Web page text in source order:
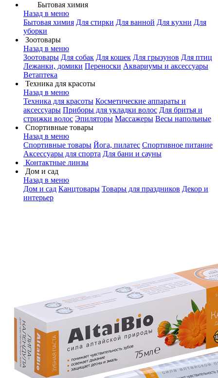
Бытовая химия
Назад в меню
Бытовая химия Для стирки Для ванной Для кухни Для
уборки
Зоотовары
Назад в меню
Зоотовары Для собак Для кошек Для грызунов Для птиц
Лежанки, домики Переноски Аквариумы и аксессуары
Ветаптека
Техника для красоты
Назад в меню
Техника для красоты Косметические аппараты и
аксессуары Приборы для укладки волос Для бритья и
стрижки волос Эпиляторы Массажеры Весы напольные
Спортивные товары
Назад в меню
Спортивные товары Йога, пилатес Спортивное питание
Аксессуары для спорта Для бани и сауны
Контактные линзы
Дом и сад
Назад в меню
Дом и сад Канцтовары Товары для праздников Декор и
интерьер